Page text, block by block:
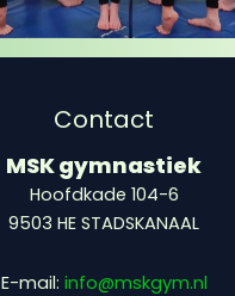
Contact
MSK gymnastiek
Hoofdkade 104-6
9503 HE STADSKANAAL
E-mail: info@mskgym.nl